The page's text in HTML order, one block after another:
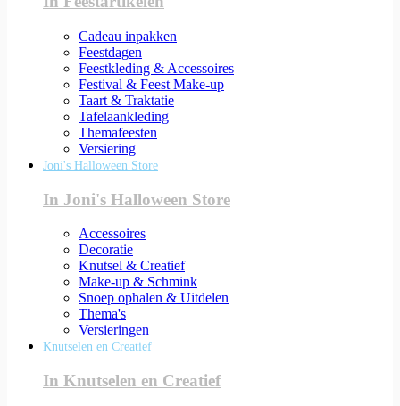
Cadeau inpakken
Feestdagen
Feestkleding & Accessoires
Festival & Feest Make-up
Taart & Traktatie
Tafelaankleding
Themafeesten
Versiering
Joni's Halloween Store
In Joni's Halloween Store
Accessoires
Decoratie
Knutsel & Creatief
Make-up & Schmink
Snoep ophalen & Uitdelen
Thema's
Versieringen
Knutselen en Creatief
In Knutselen en Creatief